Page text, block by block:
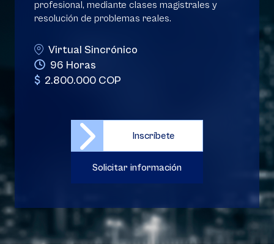
profesional, mediante clases magistrales y
resolución de problemas reales.
96 Horas
Virtual Sincrónico
2.800.000 COP
Inscríbete
Solicitar información